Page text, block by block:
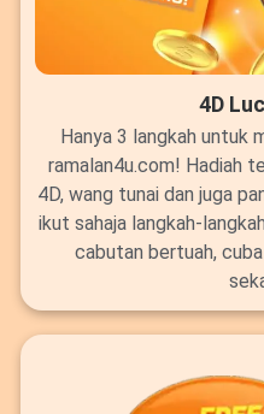
4D
Hanya 3 langkah untuk
ramalan4u.com! Hadiah
4D, wang tunai dan juga
ikut sahaja langkah-
cabutan bertuah,